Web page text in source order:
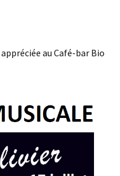
appréciée au Café-bar Bio